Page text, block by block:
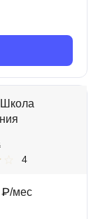
Школа
4
₽/мес